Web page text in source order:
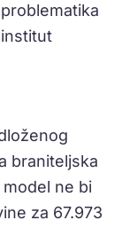
braniteljska
ne bi
za 67.973